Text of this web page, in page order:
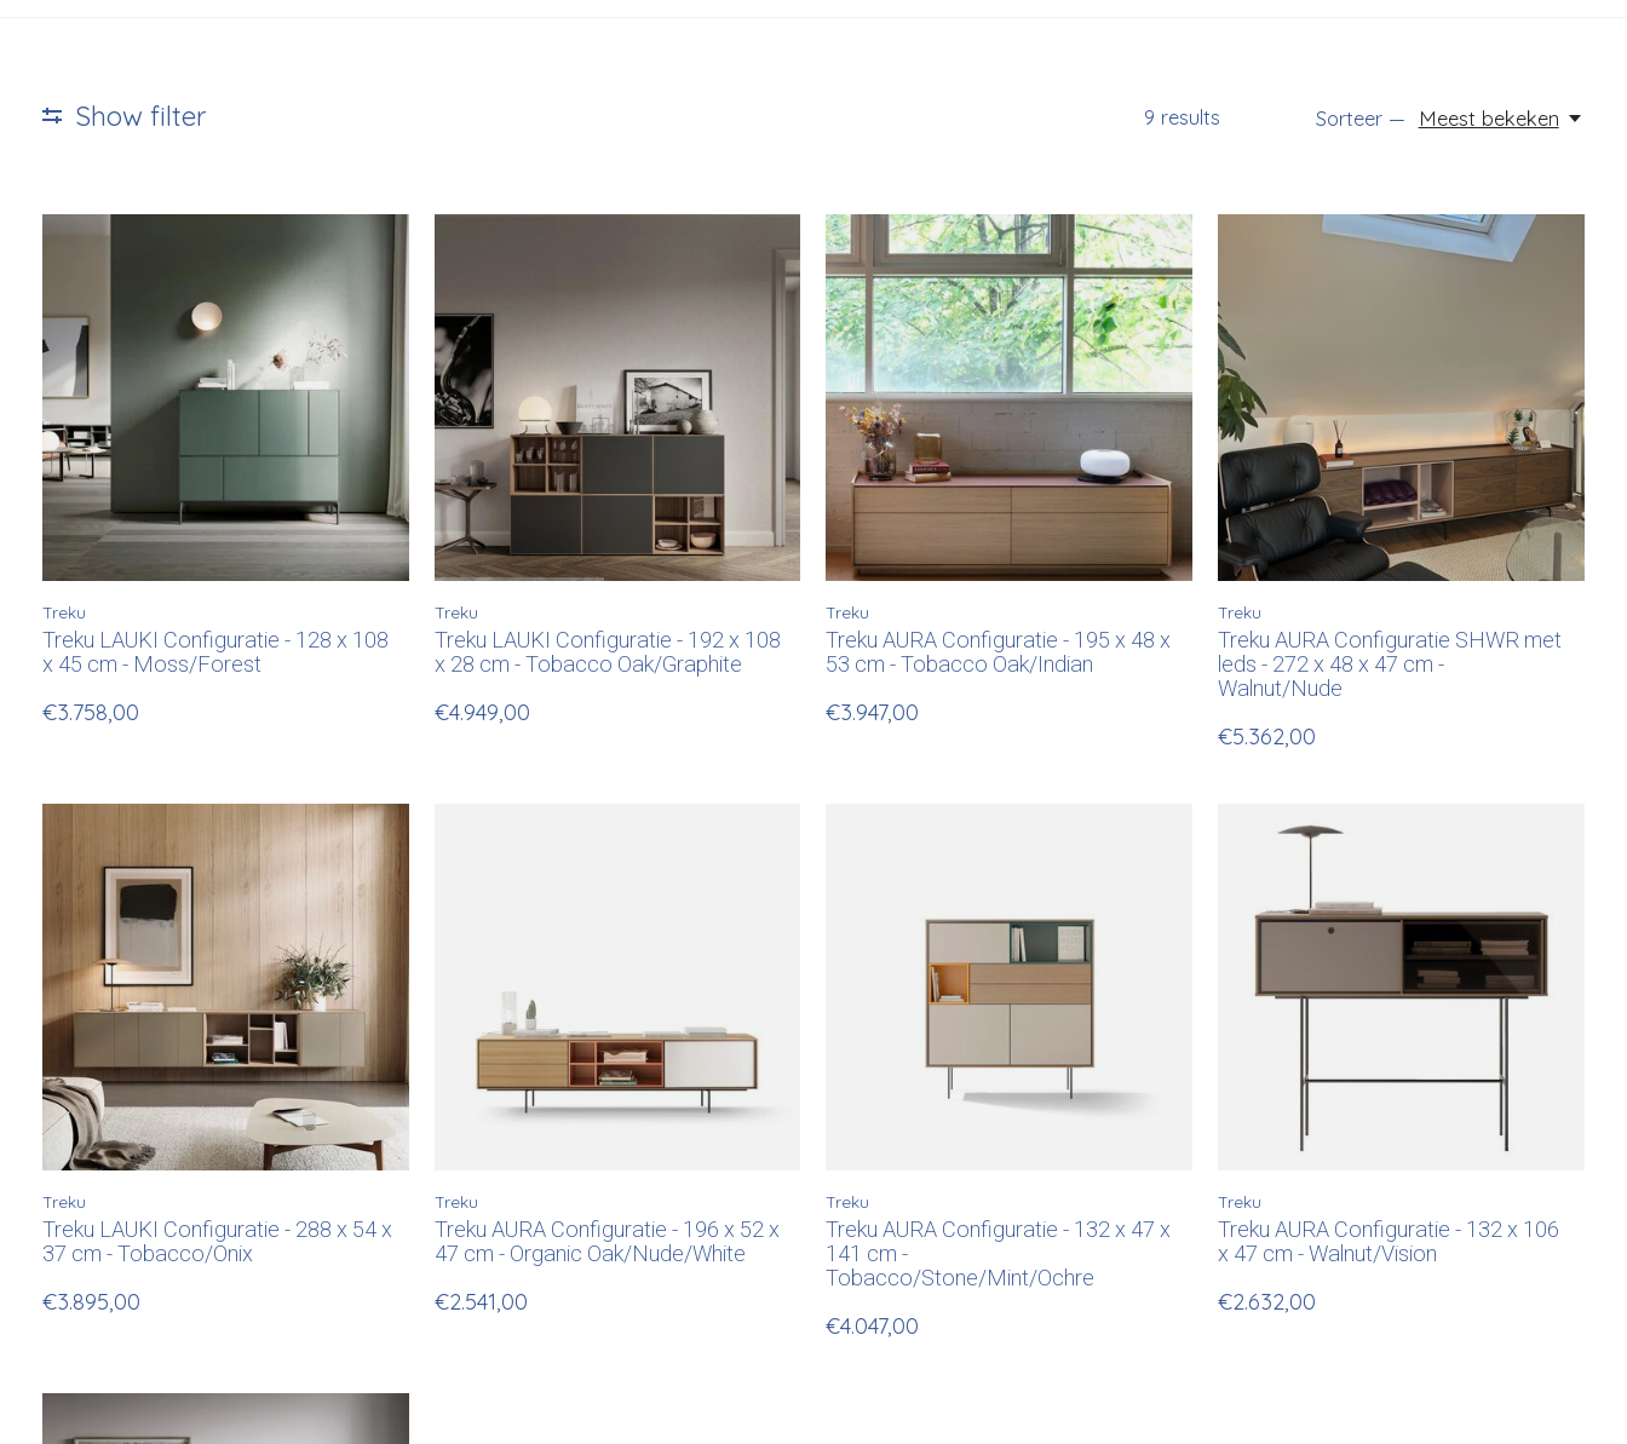
Show filter 9 results Sorteer — Meest bekeken
Treku
Treku LAUKI Configuratie - 128 x 108
x 45 cm - Moss/Forest
€3.758,00
Treku
Treku LAUKI Configuratie - 192 x 108
x 28 cm - Tobacco Oak/Graphite
€4.949,00
Treku
Treku AURA Configuratie - 195 x 48 x
53 cm - Tobacco Oak/Indian
€3.947,00
Treku
Treku AURA Configuratie SHWR met
leds - 272 x 48 x 47 cm -
Walnut/Nude
€5.362,00
Treku
Treku LAUKI Configuratie - 288 x 54 x
37 cm - Tobacco/Onix
€3.895,00
Treku
Treku AURA Configuratie - 196 x 52 x
47 cm - Organic Oak/Nude/White
€2.541,00
Treku
Treku AURA Configuratie - 132 x 47 x
141 cm -
Tobacco/Stone/Mint/Ochre
€4.047,00
Treku
Treku AURA Configuratie - 132 x 106
x 47 cm - Walnut/Vision
€2.632,00